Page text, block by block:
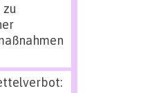
zu